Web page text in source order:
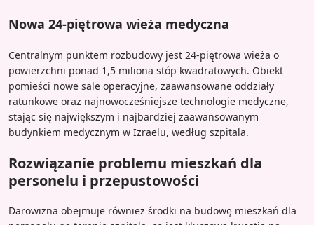
Nowa 24-piętrowa wieża medyczna
Centralnym punktem rozbudowy jest 24-piętrowa wieża o
powierzchni ponad 1,5 miliona stóp kwadratowych. Obiekt
pomieści nowe sale operacyjne, zaawansowane oddziały
ratunkowe oraz najnowocześniejsze technologie medyczne,
stając się największym i najbardziej zaawansowanym
budynkiem medycznym w Izraelu, według szpitala.
Rozwiązanie problemu mieszkań dla
personelu i przepustowości
Darowizna obejmuje również środki na budowę mieszkań dla